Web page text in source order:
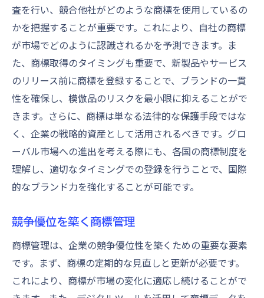
査を行い、競合他社がどのような商標を使用しているの
かを把握することが重要です。これにより、自社の商標
が市場でどのように認識されるかを予測できます。ま
た、商標取得のタイミングも重要で、新製品やサービス
のリリース前に商標を登録することで、ブランドの一貫
性を確保し、模倣品のリスクを最小限に抑えることがで
きます。さらに、商標は単なる法律的な保護手段ではな
く、企業の戦略的資産として活用されるべきです。グロ
ーバル市場への進出を考える際にも、各国の商標制度を
理解し、適切なタイミングでの登録を行うことで、国際
的なブランド力を強化することが可能です。
競争優位を築く商標管理
商標管理は、企業の競争優位性を築くための重要な要素
です。まず、商標の定期的な見直しと更新が必要です。
これにより、商標が市場の変化に適応し続けることがで